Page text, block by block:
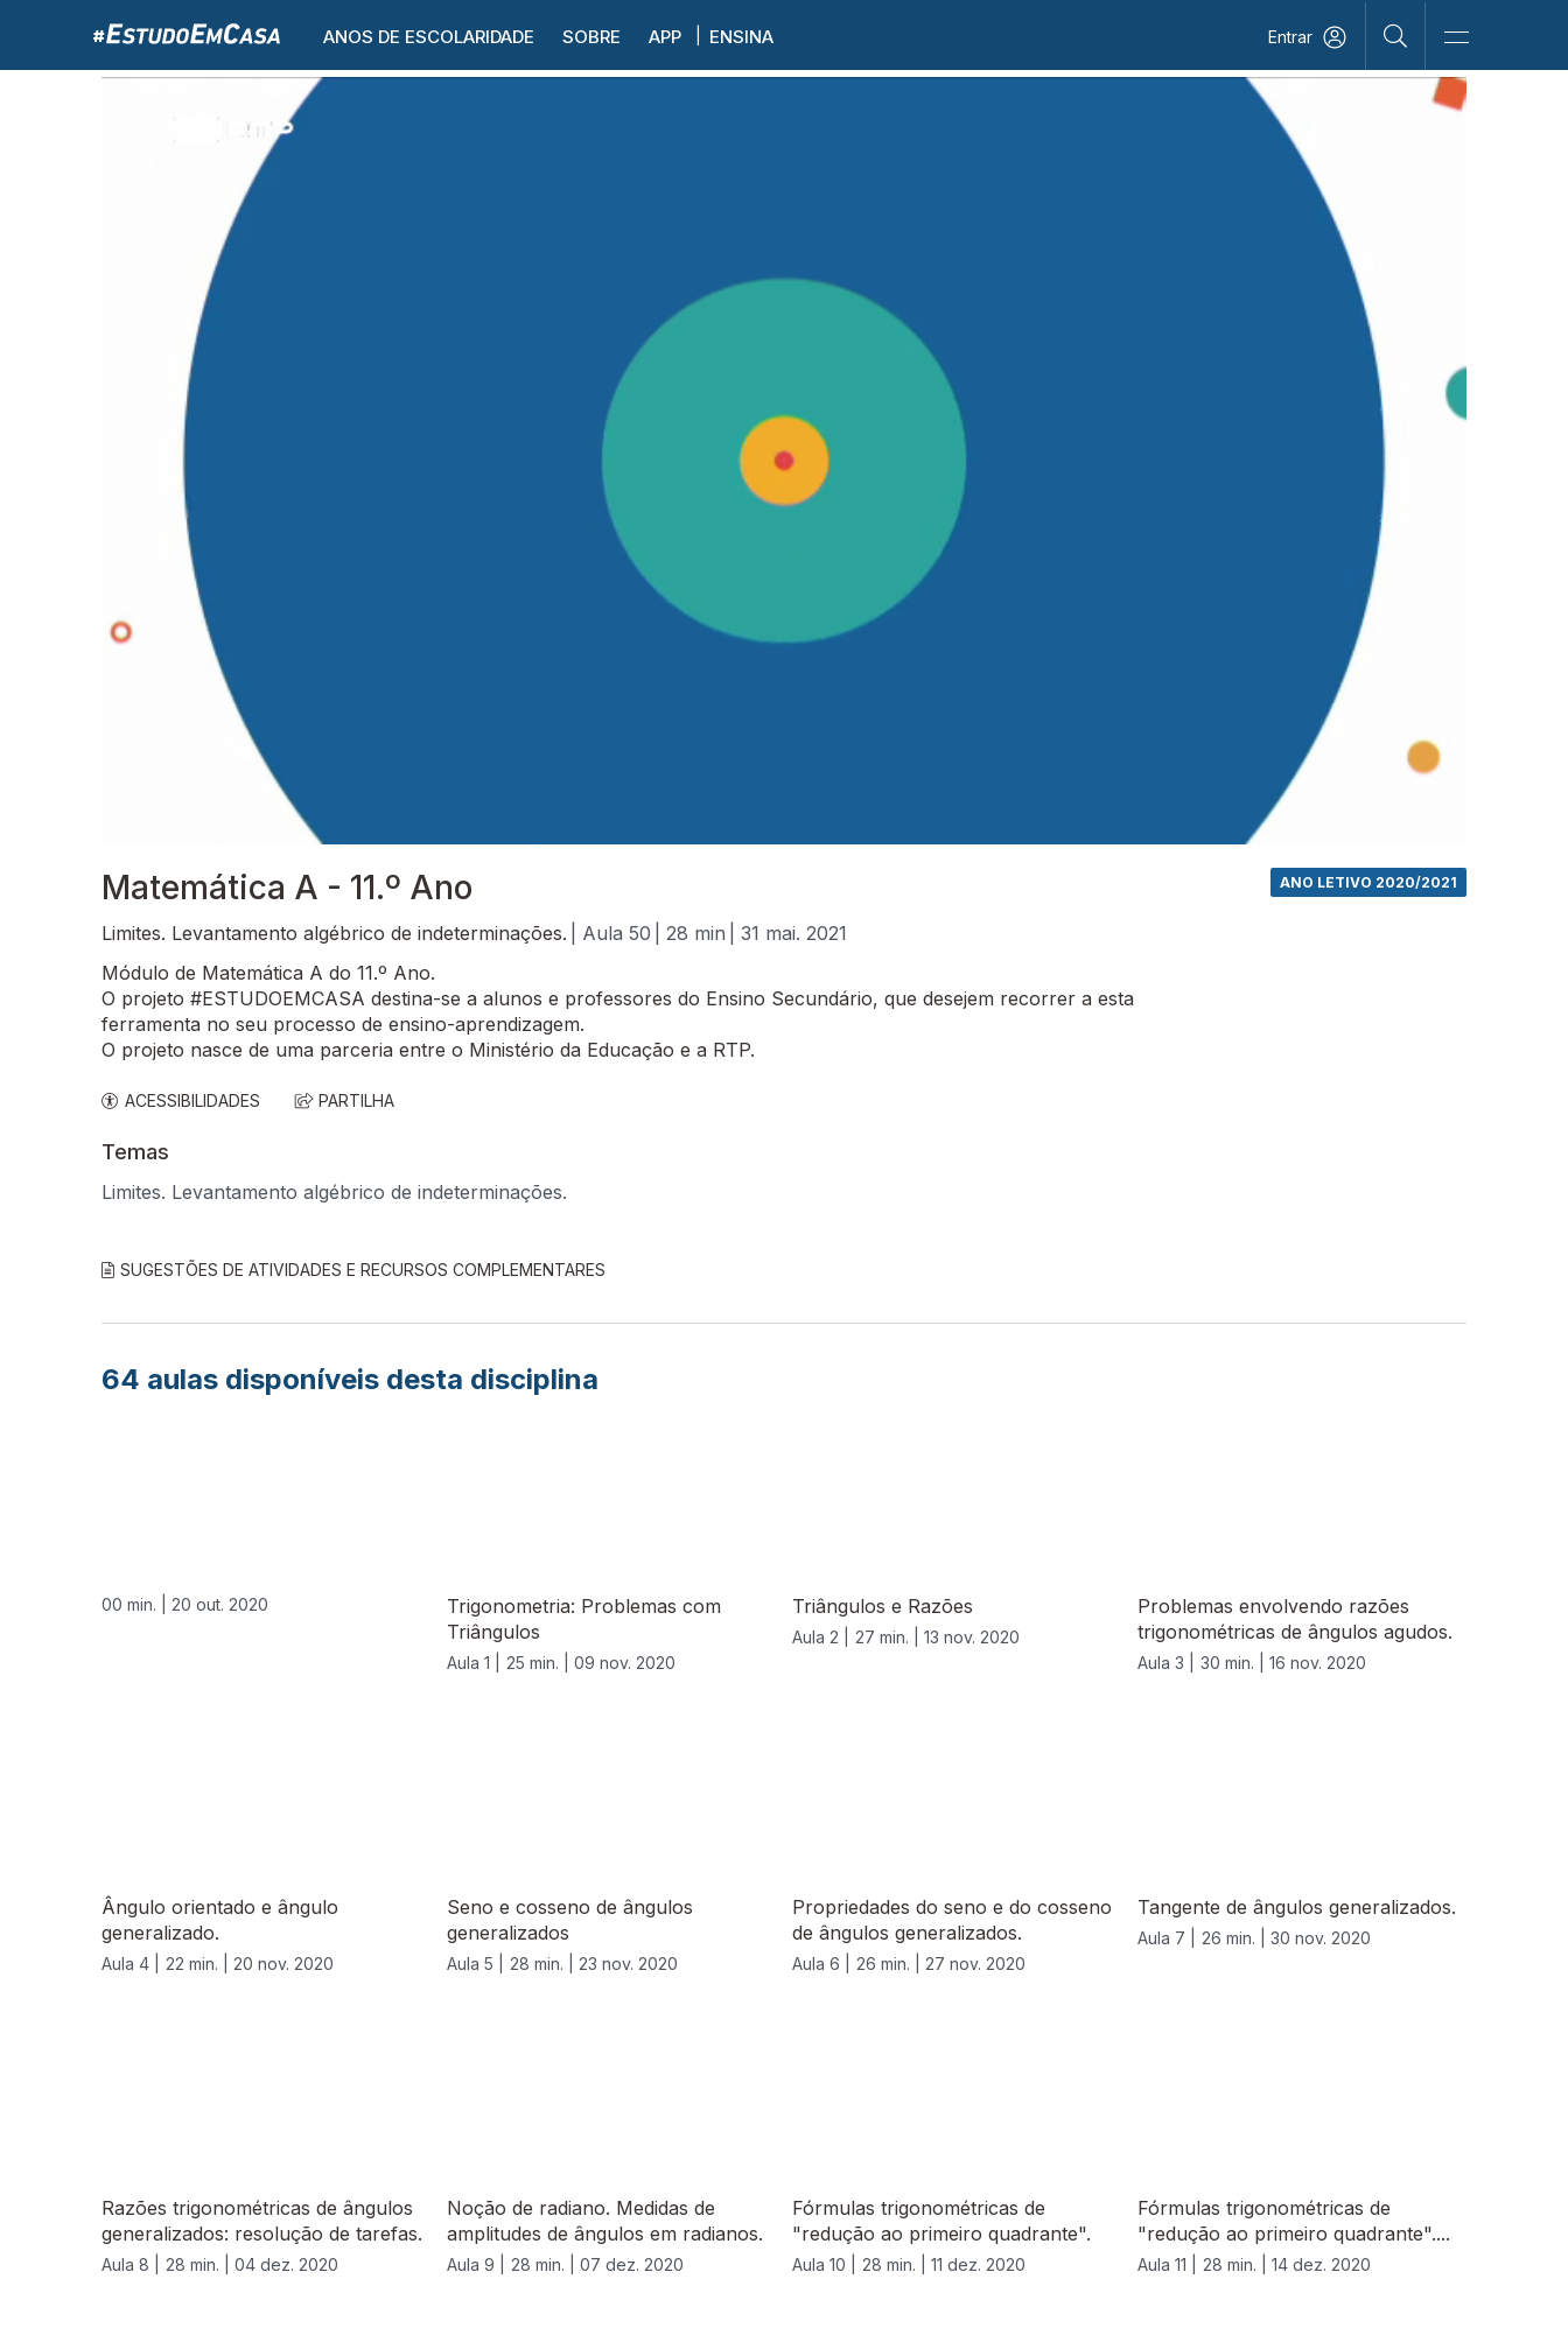
ANOS DE ESCOLARIDADE SOBRE APP ENSINA Entrar
Matemática A - 11.º Ano
Limites. Levantamento algébrico de indeterminações. | Aula 50 | 28 min | 31 mai. 2021
ANO LETIVO 2020/2021
Módulo de Matemática A do 11.º Ano.
O projeto #ESTUDOEMCASA destina-se a alunos e professores do Ensino Secundário, que desejem recorrer a esta
ferramenta no seu processo de ensino-aprendizagem.
O projeto nasce de uma parceria entre o Ministério da Educação e a RTP.
ACESSIBILIDADES PARTILHA
Temas
Limites. Levantamento algébrico de indeterminações.
SUGESTÕES DE ATIVIDADES E RECURSOS COMPLEMENTARES
64 aulas disponíveis desta disciplina
00 min. | 20 out. 2020
Trigonometria: Problemas com
Triângulos
Aula 1 | 25 min. | 09 nov. 2020
Triângulos e Razões
Aula 2 | 27 min. | 13 nov. 2020
Problemas envolvendo razões
trigonométricas de ângulos agudos.
Aula 3 | 30 min. | 16 nov. 2020
Ângulo orientado e ângulo
generalizado.
Aula 4 | 22 min. | 20 nov. 2020
Seno e cosseno de ângulos
generalizados
Aula 5 | 28 min. | 23 nov. 2020
Propriedades do seno e do cosseno
de ângulos generalizados.
Aula 6 | 26 min. | 27 nov. 2020
Tangente de ângulos generalizados.
Aula 7 | 26 min. | 30 nov. 2020
Razões trigonométricas de ângulos
generalizados: resolução de tarefas.
Aula 8 | 28 min. | 04 dez. 2020
Noção de radiano. Medidas de
amplitudes de ângulos em radianos.
Aula 9 | 28 min. | 07 dez. 2020
Fórmulas trigonométricas de
"redução ao primeiro quadrante".
Aula 10 | 28 min. | 11 dez. 2020
Fórmulas trigonométricas de
"redução ao primeiro quadrante"....
Aula 11 | 28 min. | 14 dez. 2020